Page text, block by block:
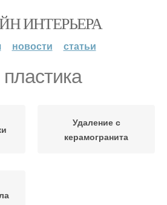
ИНТЕРЬЕРА
новости статьи
Удаление с
керамогранита